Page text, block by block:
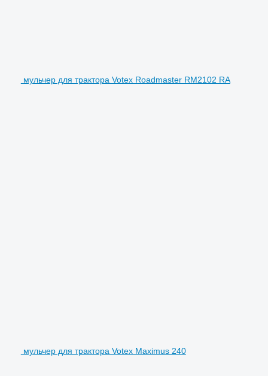
мульчер для трактора Votex Roadmaster RM2102 RA
мульчер для трактора Votex Maximus 240